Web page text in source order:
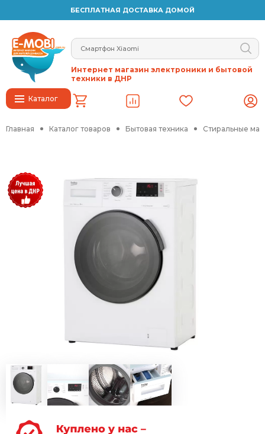
БЕСПЛАТНАЯ ДОСТАВКА ДОМОЙ
Каталог
Интернет магазин электроники и бытовой
техники в ДНР
Главная Каталог товаров Бытовая техника Стиральные